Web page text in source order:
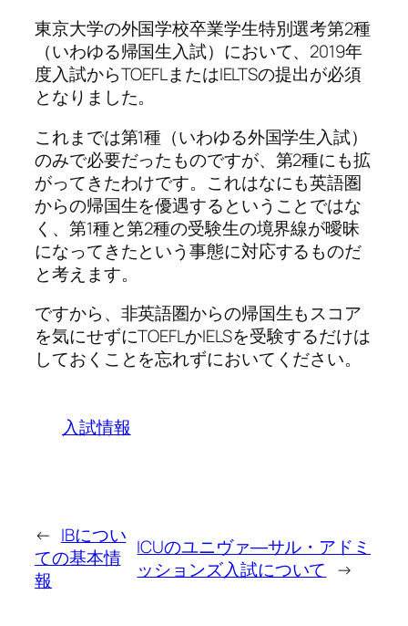
東京大学の外国学校卒業学生特別選考第2種
（いわゆる帰国生入試）において、2019年
度入試からTOEFLまたはIELTSの提出が必須
となりました。
これまでは第1種（いわゆる外国学生入試）
のみで必要だったものですが、第2種にも拡
がってきたわけです。これはなにも英語圏
からの帰国生を優遇するということではな
く、第1種と第2種の受験生の境界線が曖昧
になってきたという事態に対応するものだ
と考えます。
ですから、非英語圏からの帰国生もスコア
を気にせずにTOEFLかIELSを受験するだけは
しておくことを忘れずにおいてください。
入試情報
← IBについ
ての基本情
報
ICUのユニヴァ―サル・アドミ
ッションズ入試について →